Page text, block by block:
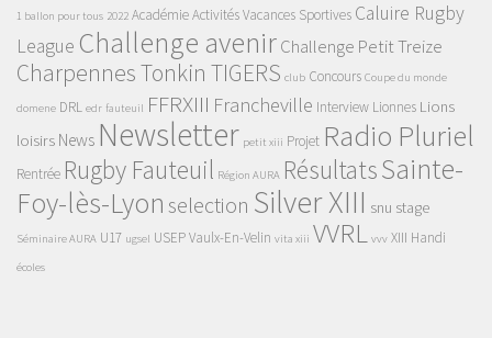
1 ballon pour tous 2022 AcadémieActivités Vacances Sportives Caluire Rugby
League Challenge avenirChallenge Petit Treize
Charpennes Tonkin TIGERS club Concours Coupe du monde
domene DRL edr fauteuil FFRXIII Francheville Interview Lionnes Lions
loisirs News Newsletter petit xiii Projet Radio Pluriel
Rentrée Rugby Fauteuil Région AURA RésultatsSainte-
Foy-lès-Lyon selection Silver XIII snu stage
Séminaire AURA U17 ugsel USEPVaulx-En-Velin vita xiii VVRL vvv XIII Handi
écoles